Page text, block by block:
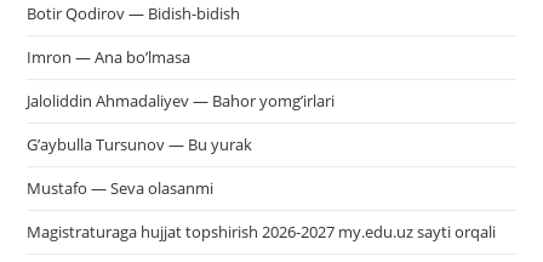
Botir Qodirov — Bidish-bidish
Imron — Ana bo’lmasa
Jaloliddin Ahmadaliyev — Bahor yomg’irlari
G’aybulla Tursunov — Bu yurak
Mustafo — Seva olasanmi
Magistraturaga hujjat topshirish 2026-2027 my.edu.uz sayti orqali